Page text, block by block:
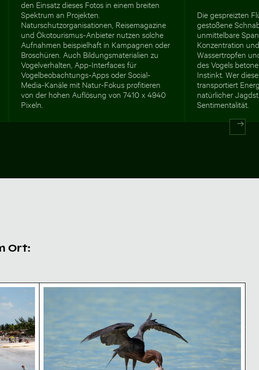
den Einsatz dieses Fotos in einem breiten
Spektrum an Projekten.
Naturschutzorganisationen, Reisemagazine
und Ökotourismus-Anbieter nutzen solche
Aufnahmen beispielhaft in Kampagnen oder
Broschüren. Auch Bildungsmaterialien zu
Vogelverhalten, App-Interfaces für
Vogelbeobachtungs-Apps oder Social-
Media-Kanäle mit Natur-Fokus profitieren
von der hohen Auflösung von 7410 x 4940
Pixeln.
Die gespreizten
gestoßene
unmittelbare
Konzentration
Wassertropfen
des Vogels
Instinkt. Wer
transportiert
natürlicher
Sentimentalität.
Ort:
Reiher fängt Fisch in den klaren Gewässern von